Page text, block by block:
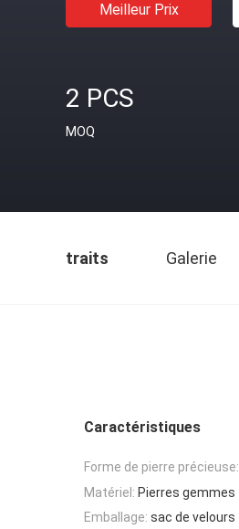
Meilleur Prix
2 PCS
MOQ
traits Galerie
Caractéristiques
Forme de pierre précieuse:
Matériel: Pierres gemmes
Emballage: sac de velours